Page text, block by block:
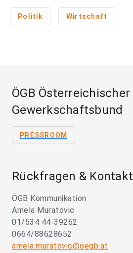
Politik Wirtschaft
ÖGB Österreichischer
Gewerkschaftsbund
PRESSROOM
Rückfragen & Kontakt
ÖGB Kommunikation
Amela Muratovic
01/534 44-39262
0664/88628652
amela.muratovic@oegb.at